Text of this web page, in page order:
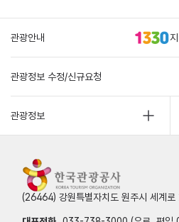
관광안내
관광정보 수정/신규요청
관광정보
(26464) 강원특별자치도 원주시 세계로